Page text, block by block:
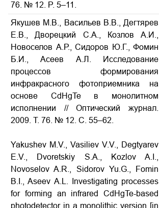
76. № 12. P. 5–11.
Якушев М.В., Васильев В.В., Дегтярев
Е.В., Дворецкий С.А., Козлов А.И.,
Новоселов А.Р., Сидоров Ю.Г., Фомин
Б.И., Асеев А.Л. Исследование
процессов формирования
инфракрасного фотоприемника на
основе CdHgTe в монолитном
исполнении // Оптический журнал.
2009. Т. 76. № 12. С. 55–62.
Yakushev M.V., Vasiliev V.V., Degtyarev
E.V., Dvoretskiy S.A., Kozlov A.I.,
Novoselov A.R., Sidorov Yu.G., Fomin
B.I., Aseev A.L. Investigating processes
for forming an infrared CdHgTe-based
photodetector in a monolithic version [in